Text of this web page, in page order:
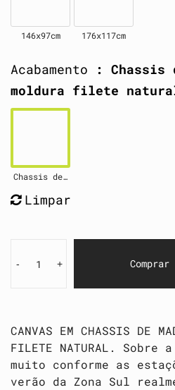
146x97cm 176x117cm
Acabamento : Chassis
moldura filete
Chassis de madeira e moldura filete natural
Limpar
- + Comprar
CANVAS EM CHASSIS DE
FILETE NATURAL.
muito conforme as
verão da Zona Sul